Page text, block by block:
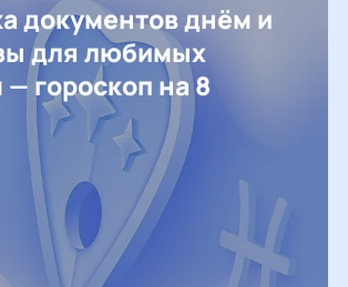
документов днём и
для любимых
гороскоп на 8